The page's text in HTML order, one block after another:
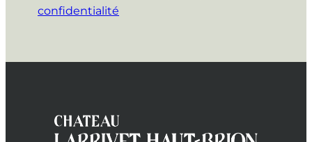
confidentialité